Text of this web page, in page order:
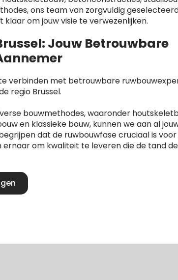
ons team van zorgvuldig
klaar om jouw visie te verwezenlijken.
Jouw Betrouwbare
verbinden met betrouwbare
regio Brussel.
bouwmethodes, waaronder
en klassieke bouw, kunnen we aan al
dat de ruwbouwfase cruciaal is
om kwaliteit te leveren die de tand